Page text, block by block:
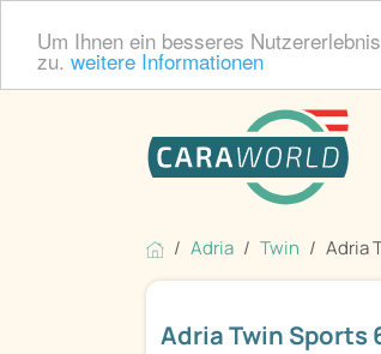
Um Ihnen ein besseres
zu. weitere Informationen
Adria Twin Adria
Adria Twin Sports